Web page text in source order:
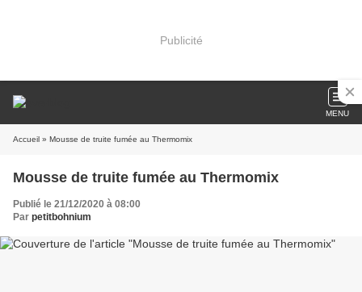
Publicité
MENU
Accueil » Mousse de truite fumée au Thermomix
Mousse de truite fumée au Thermomix
Publié le 21/12/2020 à 08:00
Par petitbohnium